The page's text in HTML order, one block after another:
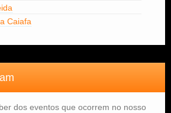
Caiafa
dos eventos que ocorrem no nosso